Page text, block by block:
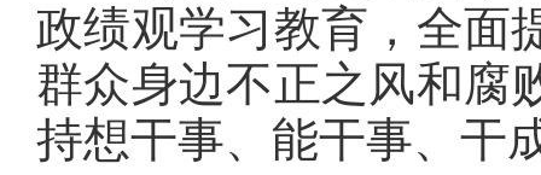
政绩观学习教育，全面
群众身边不正之风和腐
持想干事、能干事、干